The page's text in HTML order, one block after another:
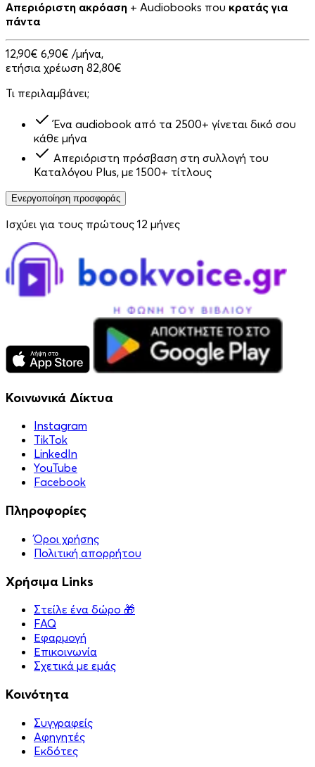
Απεριόριστη ακρόαση + Audiobooks που κρατάς για
πάντα
12,90€ 6,90€ /μήνα,
ετήσια χρέωση 82,80€
Τι περιλαμβάνει;
Ένα audiobook από τα 2500+ γίνεται δικό σου
κάθε μήνα
Απεριόριστη πρόσβαση στη συλλογή του
Καταλόγου Plus, με 1500+ τίτλους
Ενεργοποίηση προσφοράς
Ισχύει για τους πρώτους 12 μήνες
Κοινωνικά Δίκτυα
Instagram
TikTok
LinkedIn
YouTube
Facebook
Πληροφορίες
Όροι χρήσης
Πολιτική απορρήτου
Χρήσιμα Links
Στείλε ένα δώρο 🎁
FAQ
Εφαρμογή
Επικοινωνία
Σχετικά με εμάς
Κοινότητα
Συγγραφείς
Αφηγητές
Eκδότες